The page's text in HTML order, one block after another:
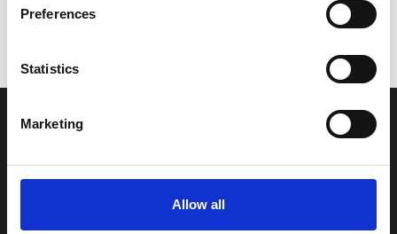
Preferences
Statistics
Marketing
Allow all
Vi oplever i øjeblikket store og hyppige prisændringer i markedet.
leveres, eller hvor prisen afviger fra det viste. Vi kontakter dig
naturligvis, hvis dette er tilfældet.
INFORMATIONER